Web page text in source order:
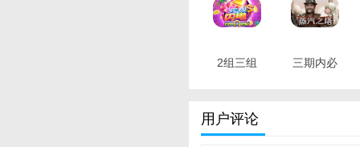
2组三组
新版
三期内必
用户评论